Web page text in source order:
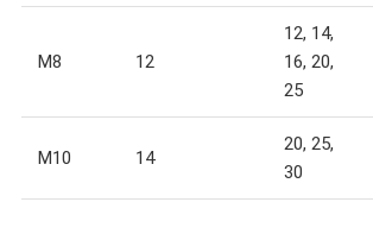
М8 12
12, 14,
16, 20,
25
М10 14
20, 25,
30